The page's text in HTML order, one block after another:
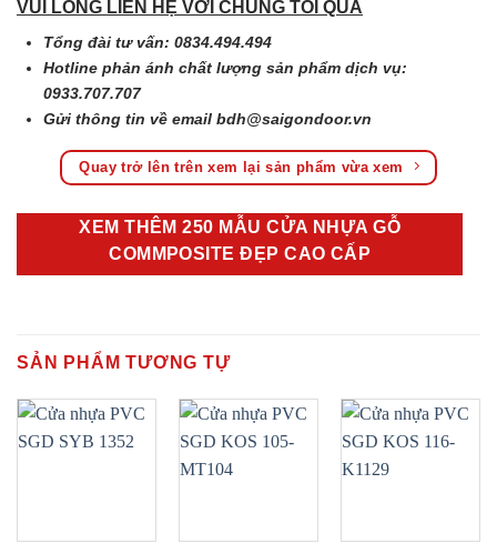
VUI LÒNG LIÊN HỆ VỚI CHÚNG TÔI QUA
Tổng đài tư vấn: 0834.494.494
Hotline phản ánh chất lượng sản phẩm dịch vụ:
0933.707.707
Gửi thông tin về emailbdh@saigondoor.vn
Quay trở lên trên xem lại sản phẩm vừa xem
XEM THÊM 250 MẪU CỬA NHỰA GỖ
COMMPOSITE ĐẸP CAO CẤP
SẢN PHẨM TƯƠNG TỰ